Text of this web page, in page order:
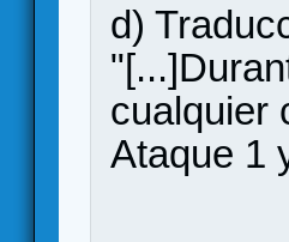
d)
cualquier
Ataque 1